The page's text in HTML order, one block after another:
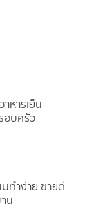
หารเย็น
อบครัว
ทำง่าย ขายดี
น